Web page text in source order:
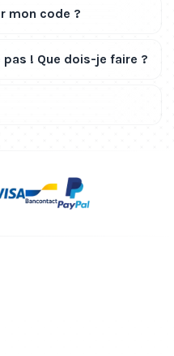
mon code ?
! Que dois-je faire ?